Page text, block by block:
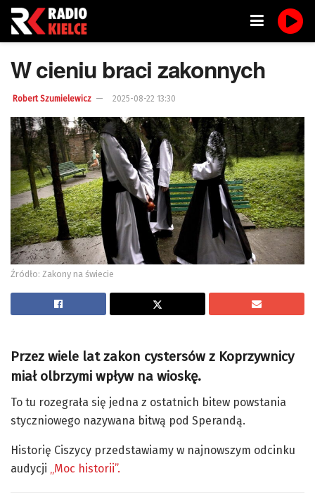
W cieniu braci zakonnych
Robert Szumielewicz 2025-08-22 13:30
Źródło: Zakony na świecie
Przez wiele lat zakon cystersów z Koprzywnicy
miał olbrzymi wpływ na wioskę.
To tu rozegrała się jedna z ostatnich bitew powstania
styczniowego nazywana bitwą pod Sperandą.
Historię Ciszycy przedstawiamy w najnowszym odcinku
audycji „Moc historii”.